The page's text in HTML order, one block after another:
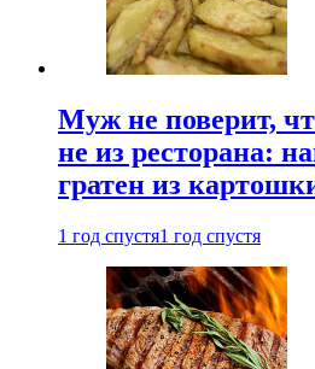
Муж не поверит,
не из ресторана:
гратен из
1 год спустя1 год спустя